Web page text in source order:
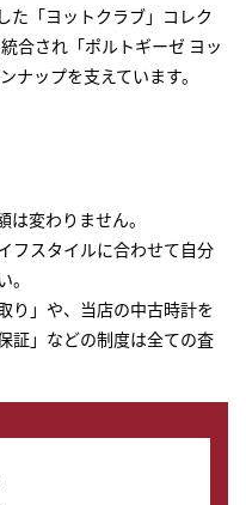
た「ヨットクラブ」コレク
合され「ポルトギーゼ ヨッ
ナップを支えています。
変わりません。
フスタイルに合わせて自分
り」や、当店の中古時計を
証」などの制度は全ての査